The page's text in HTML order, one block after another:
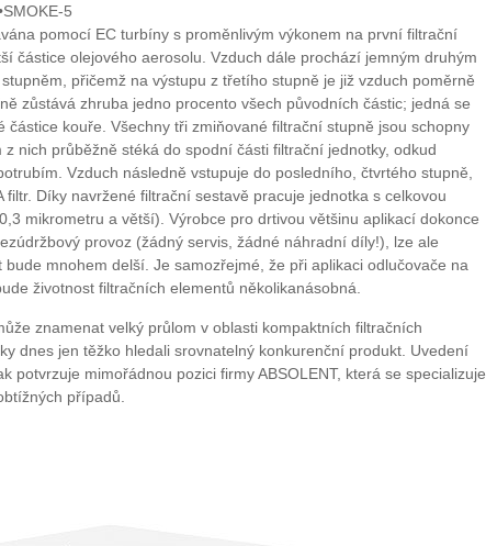
5
pomocí EC turbíny s proměnlivým výkonem na první filtrační
částice olejového aerosolu. Vzduch dále prochází jemným druhým
přičemž na výstupu z třetího stupně je již vzduch poměrně
zůstává zhruba jedno procento všech původních částic; jedná se
částice kouře. Všechny tři zmiňované filtrační stupně jsou schopny
nich průběžně stéká do spodní části filtrační jednotky, odkud
Vzduch následně vstupuje do posledního, čtvrtého stupně,
filtr. Díky navržené filtrační sestavě pracuje jednotka s celkovou
mikrometru a větší). Výrobce pro drtivou většinu aplikací dokonce
provoz (žádný servis, žádné náhradní díly!), lze ale
mnohem delší. Je samozřejmé, že při aplikaci odlučovače na
životnost filtračních elementů několikanásobná.
znamenat velký průlom v oblasti kompaktních filtračních
dnes jen těžko hledali srovnatelný konkurenční produkt. Uvedení
potvrzuje mimořádnou pozici firmy ABSOLENT, která se specializuje
případů.